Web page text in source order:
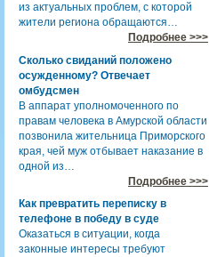
из актуальных проблем, с которой
жители региона обращаются…
Подробнее >>>
Сколько свиданий положено
осужденному? Отвечает
омбудсмен
В аппарат уполномоченного по
правам человека в Амурской области
позвонила жительница Приморского
края, чей муж отбывает наказание в
одной из…
Подробнее >>>
Как превратить переписку в
телефоне в победу в суде
Оказаться в ситуации, когда
законные интересы требуют